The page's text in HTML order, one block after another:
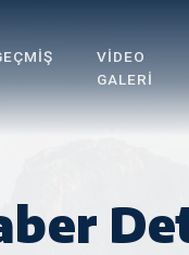
VIDEO
GALERI